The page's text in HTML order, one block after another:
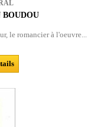
BOUDOU
le romancier à l'oeuvre...